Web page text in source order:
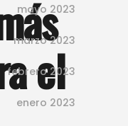
mayo 2023
marzo 2023
febrero 2023
enero 2023
el